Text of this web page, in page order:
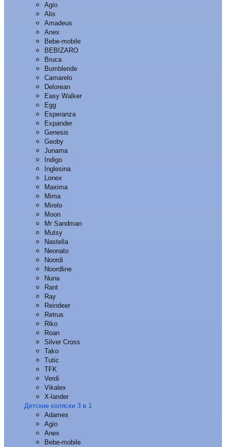
Agio
Alis
Amadeus
Anex
Bebe-mobile
BEBIZARO
Bruca
Bumbleride
Camarelo
Delorean
Easy Walker
Egg
Esperanza
Expander
Genesis
Geoby
Junama
Indigo
Inglesina
Lonex
Maxima
Mima
Mirelo
Moon
Mr Sandman
Mutsy
Nastella
Neonato
Noordi
Noordline
Nuna
Rant
Ray
Reindeer
Retrus
Riko
Roan
Silver Cross
Tako
Tutic
TFK
Verdi
Vikalex
X-lander
Детские коляски 3 в 1
Adamex
Agio
Anex
Bebe-mobile